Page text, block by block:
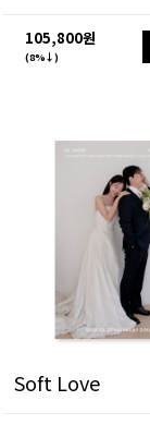
105,800원
(8%↓)
Soft Love